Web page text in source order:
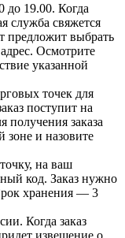
до 19.00. Когда
служба свяжется
предложит выбрать
Осмотрите
указанной
точек для
поступит на
получения заказа
зоне и назовите
на ваш
код. Заказ нужно
хранения — 3
Когда заказ
извещение о